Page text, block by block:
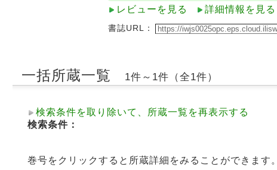
レビューを見る
詳細情報を見る
書誌URL：
一括所蔵一覧 1件～1件（全1件）
検索条件を取り除いて、所蔵一覧を再表示する
検索条件：
巻号をクリックすると所蔵詳細をみることができます。